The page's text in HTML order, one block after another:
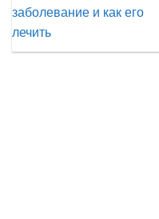
заболевание и как его
лечить